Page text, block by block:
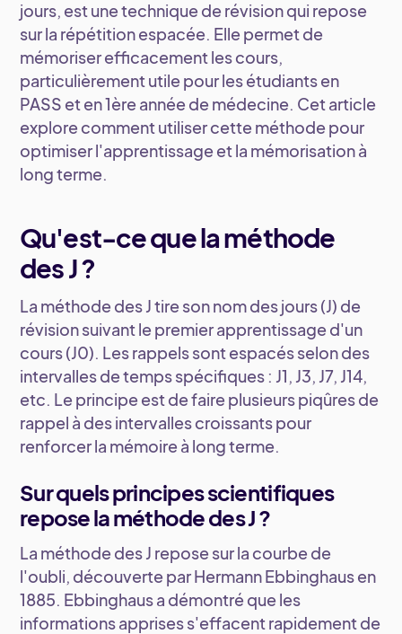
jours, est une technique de révision qui repose
sur la répétition espacée. Elle permet de
mémoriser efficacement les cours,
particulièrement utile pour les étudiants en
PASS et en 1ère année de médecine. Cet article
explore comment utiliser cette méthode pour
optimiser l'apprentissage et la mémorisation à
long terme.
Qu'est-ce que la méthode
des J ?
La méthode des J tire son nom des jours (J) de
révision suivant le premier apprentissage d'un
cours (J0). Les rappels sont espacés selon des
intervalles de temps spécifiques : J1, J3, J7, J14,
etc. Le principe est de faire plusieurs piqûres de
rappel à des intervalles croissants pour
renforcer la mémoire à long terme.
Sur quels principes scientifiques
repose la méthode des J ?
La méthode des J repose sur la courbe de
l'oubli, découverte par Hermann Ebbinghaus en
1885. Ebbinghaus a démontré que les
informations apprises s'effacent rapidement de